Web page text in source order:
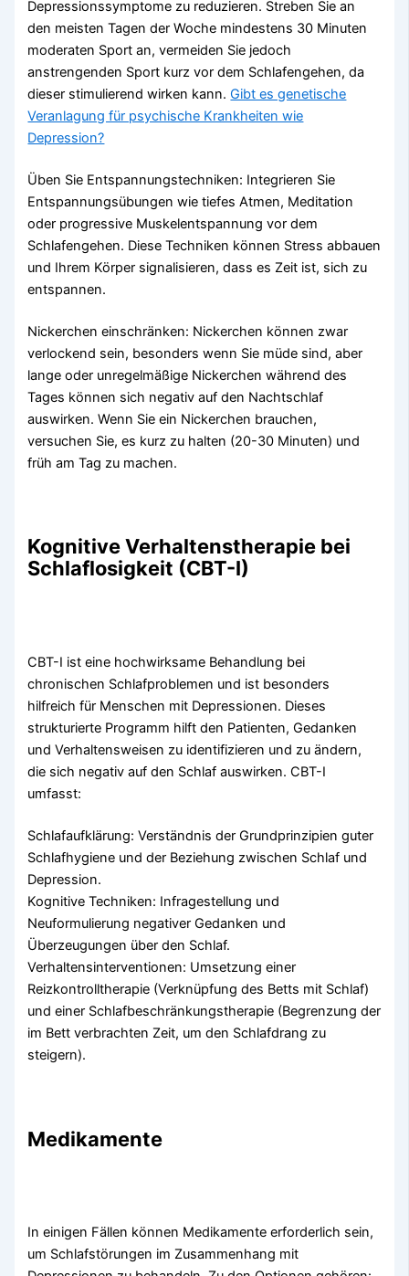
Depressionssymptome zu reduzieren. Streben Sie an
den meisten Tagen der Woche mindestens 30 Minuten
moderaten Sport an, vermeiden Sie jedoch
anstrengenden Sport kurz vor dem Schlafengehen, da
dieser stimulierend wirken kann.Gibt es genetische
Veranlagung für psychische Krankheiten wie
Depression?
Üben Sie Entspannungstechniken: Integrieren Sie
Entspannungsübungen wie tiefes Atmen, Meditation
oder progressive Muskelentspannung vor dem
Schlafengehen. Diese Techniken können Stress abbauen
und Ihrem Körper signalisieren, dass es Zeit ist, sich zu
entspannen.
Nickerchen einschränken: Nickerchen können zwar
verlockend sein, besonders wenn Sie müde sind, aber
lange oder unregelmäßige Nickerchen während des
Tages können sich negativ auf den Nachtschlaf
auswirken. Wenn Sie ein Nickerchen brauchen,
versuchen Sie, es kurz zu halten (20-30 Minuten) und
früh am Tag zu machen.
Kognitive Verhaltenstherapie bei
Schlaflosigkeit (CBT-I)
CBT-I ist eine hochwirksame Behandlung bei
chronischen Schlafproblemen und ist besonders
hilfreich für Menschen mit Depressionen. Dieses
strukturierte Programm hilft den Patienten, Gedanken
und Verhaltensweisen zu identifizieren und zu ändern,
die sich negativ auf den Schlaf auswirken. CBT-I
umfasst:
Schlafaufklärung: Verständnis der Grundprinzipien guter
Schlafhygiene und der Beziehung zwischen Schlaf und
Depression.
Kognitive Techniken: Infragestellung und
Neuformulierung negativer Gedanken und
Überzeugungen über den Schlaf.
Verhaltensinterventionen: Umsetzung einer
Reizkontrolltherapie (Verknüpfung des Betts mit Schlaf)
und einer Schlafbeschränkungstherapie (Begrenzung der
im Bett verbrachten Zeit, um den Schlafdrang zu
steigern).
Medikamente
In einigen Fällen können Medikamente erforderlich sein,
um Schlafstörungen im Zusammenhang mit